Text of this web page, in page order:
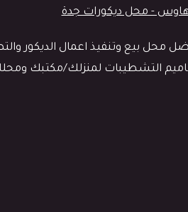
بيع وتنفيذ اعمال الديكور
تصاميم التشطيبات لمنزلك/مكتبك